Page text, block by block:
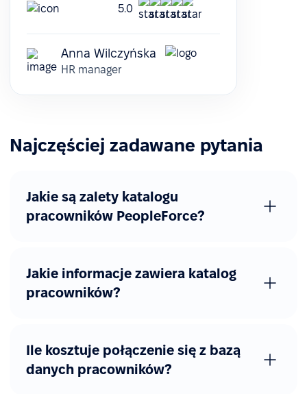
5.0
Anna Wilczyńska
HR manager
Najczęściej zadawane pytania
Jakie są zalety katalogu
pracowników PeopleForce?
Jakie informacje zawiera katalog
pracowników?
Ile kosztuje połączenie się z bazą
danych pracowników?